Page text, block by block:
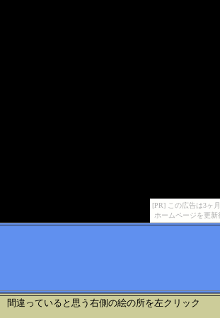
[PR] この広告は3ヶ
ホームページを更
間違っていると思う右側の絵の所を左クリック